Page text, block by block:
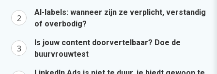
AI-labels: wanneer zijn ze verplicht, verstandig
of overbodig?
Is jouw content doorvertelbaar? Doe de
buurvrouwtest